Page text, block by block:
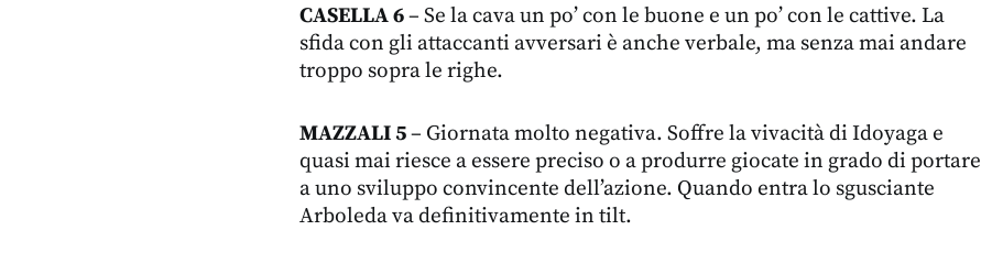
CASELLA 6– Se la cava un po’ con le buone e un po’ con le cattive. La
sfida con gli attaccanti avversari è anche verbale, ma senza mai andare
troppo sopra le righe.
MAZZALI 5– Giornata molto negativa. Soffre la vivacità di Idoyaga e
quasi mai riesce a essere preciso o a produrre giocate in grado di portare
a uno sviluppo convincente dell’azione. Quando entra lo sgusciante
Arboleda va definitivamente in tilt.